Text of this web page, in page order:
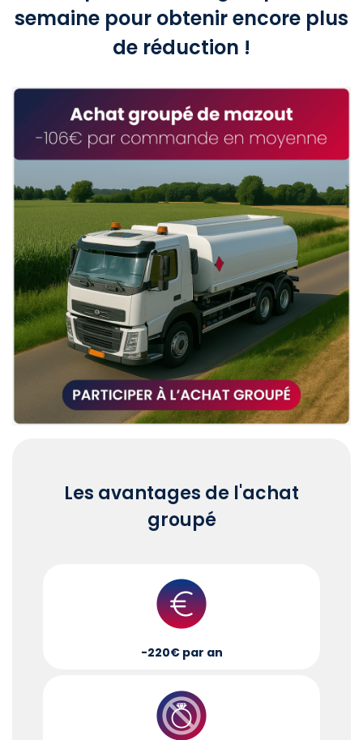
semaine pour obtenir encore plus
de réduction !
Les avantages de l'achat
groupé
-220€ par an